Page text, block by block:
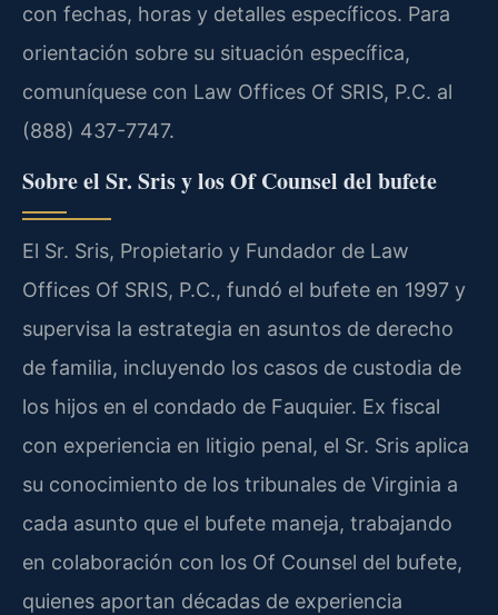
con fechas, horas y detalles específicos. Para
orientación sobre su situación específica,
comuníquese con Law Offices Of SRIS, P.C. al
(888) 437-7747.
Sobre el Sr. Sris y los Of Counsel del bufete
El Sr. Sris, Propietario y Fundador de Law
Offices Of SRIS, P.C., fundó el bufete en 1997 y
supervisa la estrategia en asuntos de derecho
de familia, incluyendo los casos de custodia de
los hijos en el condado de Fauquier. Ex fiscal
con experiencia en litigio penal, el Sr. Sris aplica
su conocimiento de los tribunales de Virginia a
cada asunto que el bufete maneja, trabajando
en colaboración con los Of Counsel del bufete,
quienes aportan décadas de experiencia